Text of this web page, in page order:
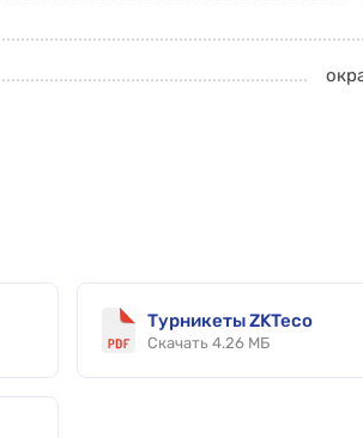
Турникеты ZKTeco
Скачать 4.26 МБ